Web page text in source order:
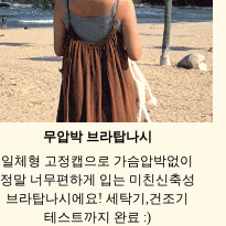
무압박 브라탑나시
일체형 고정캡으로 가슴압박없이
정말 너무편하게 입는 미친신축성
브라탑나시에요! 세탁기,건조기
테스트까지 완료 :)